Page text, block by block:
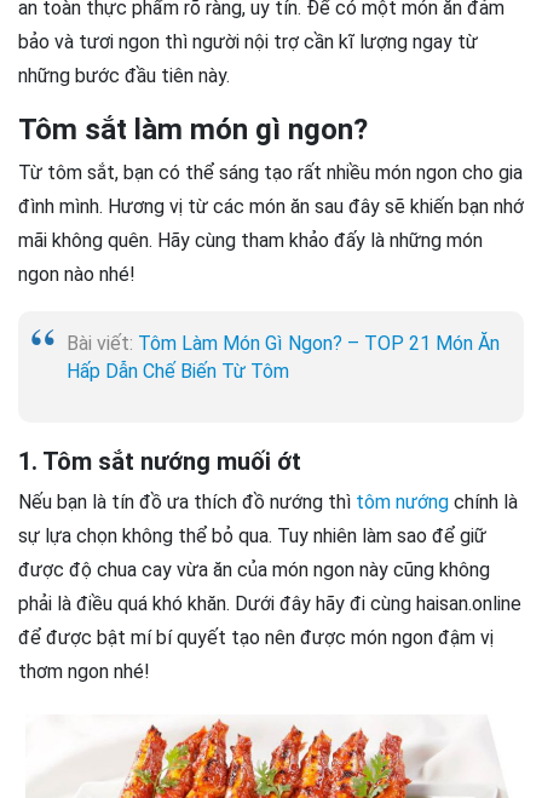
an toàn thực phẩm rõ ràng, uy tín. Để có một món ăn đảm
bảo và tươi ngon thì người nội trợ cần kĩ lượng ngay từ
những bước đầu tiên này.
Tôm sắt làm món gì ngon?
Từ tôm sắt, bạn có thể sáng tạo rất nhiều món ngon cho gia
đình mình. Hương vị từ các món ăn sau đây sẽ khiến bạn nhớ
mãi không quên. Hãy cùng tham khảo đấy là những món
ngon nào nhé!
Bài viết: Tôm Làm Món Gì Ngon? – TOP 21 Món Ăn
Hấp Dẫn Chế Biến Từ Tôm
1. Tôm sắt nướng muối ớt
Nếu bạn là tín đồ ưa thích đồ nướng thì tôm nướng chính là
sự lựa chọn không thể bỏ qua. Tuy nhiên làm sao để giữ
được độ chua cay vừa ăn của món ngon này cũng không
phải là điều quá khó khăn. Dưới đây hãy đi cùng haisan.online
để được bật mí bí quyết tạo nên được món ngon đậm vị
thơm ngon nhé!